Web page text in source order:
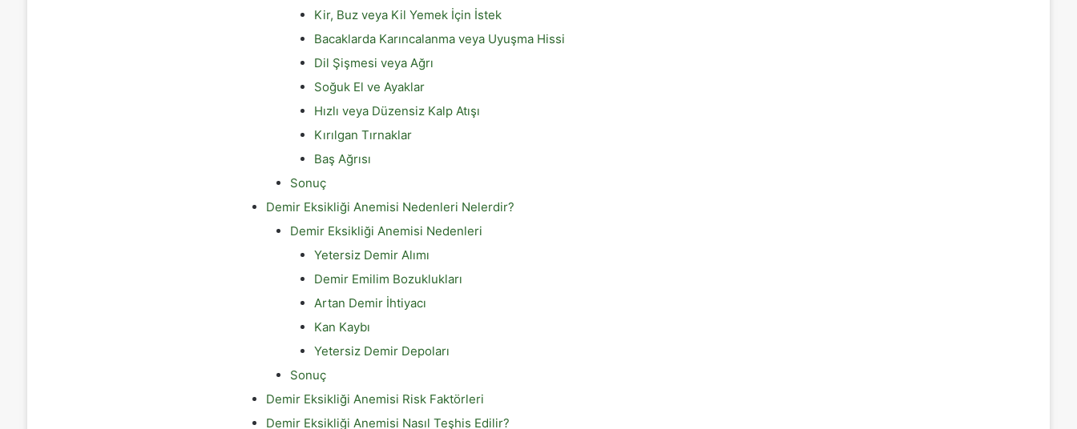
Kir, Buz veya Kil Yemek İçin İstek
Bacaklarda Karıncalanma veya Uyuşma Hissi
Dil Şişmesi veya Ağrı
Soğuk El ve Ayaklar
Hızlı veya Düzensiz Kalp Atışı
Kırılgan Tırnaklar
Baş Ağrısı
Sonuç
Demir Eksikliği Anemisi Nedenleri Nelerdir?
Demir Eksikliği Anemisi Nedenleri
Yetersiz Demir Alımı
Demir Emilim Bozuklukları
Artan Demir İhtiyacı
Kan Kaybı
Yetersiz Demir Depoları
Sonuç
Demir Eksikliği Anemisi Risk Faktörleri
Demir Eksikliği Anemisi Nasıl Teşhis Edilir?